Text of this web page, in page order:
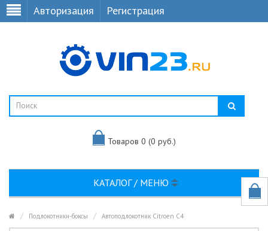
Авторизация Регистрация
Товаров 0 (0 руб.)
КАТАЛОГ / МЕНЮ
Подлокотники-боксы Автоподлокотник Citroen C4